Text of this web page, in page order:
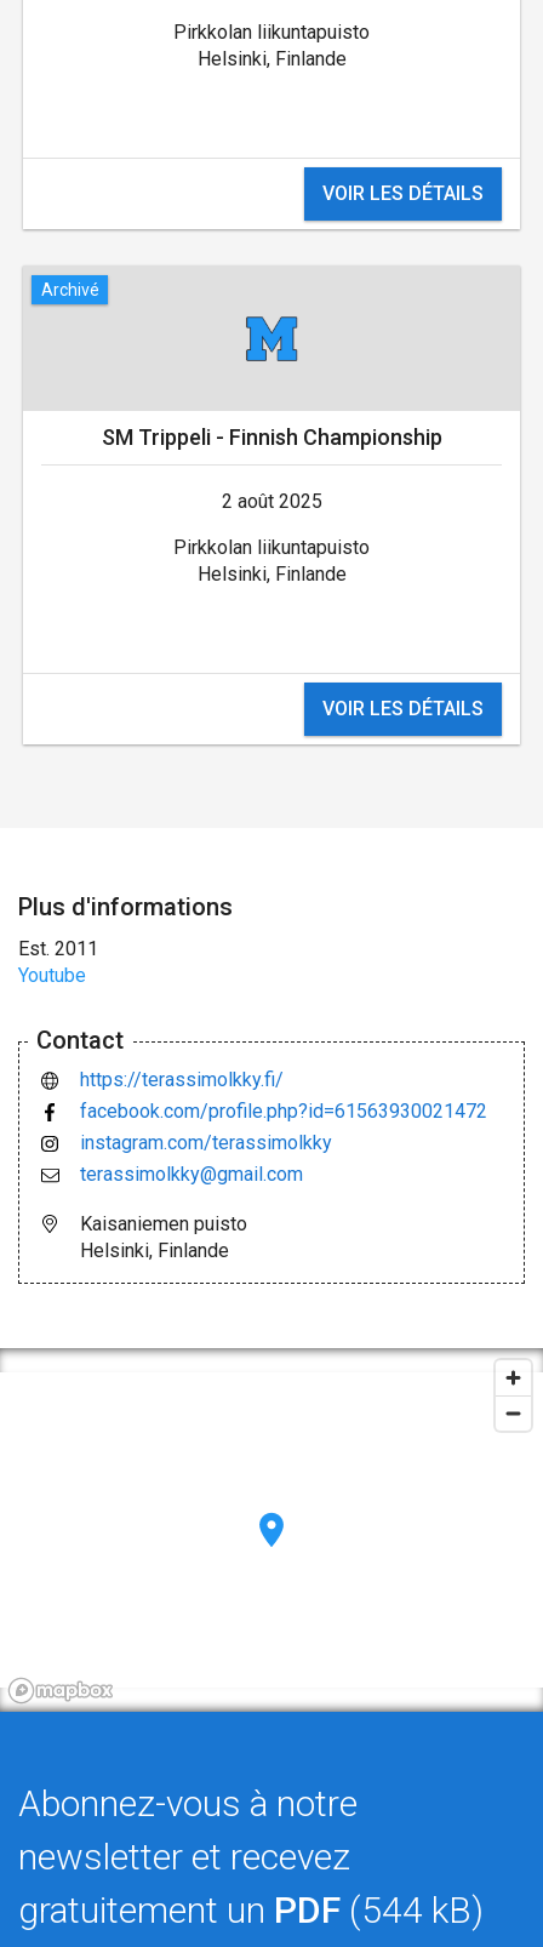
Pirkkolan liikuntapuisto
Helsinki, Finlande
VOIR LES DÉTAILS
Archivé
SM Trippeli - Finnish Championship
2 août 2025
Pirkkolan liikuntapuisto
Helsinki, Finlande
VOIR LES DÉTAILS
Plus d'informations
Est. 2011
Youtube
Contact
https://terassimolkky.fi/
facebook.com/profile.php?id=61563930021472
instagram.com/terassimolkky
terassimolkky@gmail.com
Kaisaniemen puisto
Helsinki, Finlande
Abonnez-vous à notre
newsletter et recevez
gratuitement un PDF (544 kB)